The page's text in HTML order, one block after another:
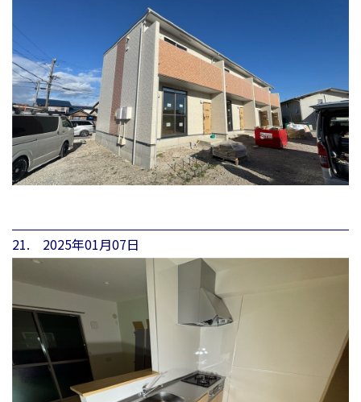
21. 2025年01月07日